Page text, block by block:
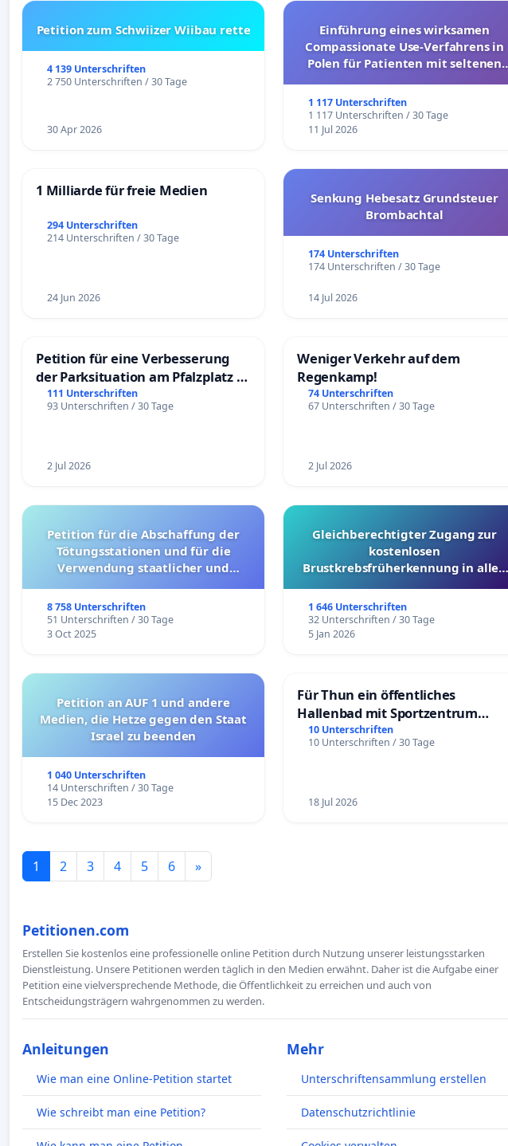
Petition zum Schwiizer Wiibau rette
4 139 Unterschriften
2 750 Unterschriften / 30 Tage
30 Apr 2026
Einführung eines wirksamen
Compassionate Use-Verfahrens in
Polen für Patienten mit seltenen
1 117 Unterschriften
1 117 Unterschriften / 30 Tage
11 Jul 2026
1 Milliarde für freie Medien
294 Unterschriften
214 Unterschriften / 30 Tage
24 Jun 2026
Senkung Hebesatz Grundsteuer
Brombachtal
174 Unterschriften
174 Unterschriften / 30 Tage
14 Jul 2026
Petition für eine Verbesserung
der Parksituation am Pfalzplatz in
Mannheim
111 Unterschriften
93 Unterschriften / 30 Tage
2 Jul 2026
Weniger Verkehr auf dem
Regenkamp!
74 Unterschriften
67 Unterschriften / 30 Tage
2 Jul 2026
Petition für die Abschaffung der
Tötungsstationen und für die
Verwendung staatlicher und
8 758 Unterschriften
51 Unterschriften / 30 Tage
3 Oct 2025
Gleichberechtigter Zugang zur
kostenlosen
Brustkrebsfrüherkennung in allen
1 646 Unterschriften
32 Unterschriften / 30 Tage
5 Jan 2026
Petition an AUF 1 und andere
Medien, die Hetze gegen den Staat
Israel zu beenden
1 040 Unterschriften
14 Unterschriften / 30 Tage
15 Dec 2023
Für Thun ein öffentliches
Hallenbad mit Sportzentrum
schaffen
10 Unterschriften
10 Unterschriften / 30 Tage
18 Jul 2026
1 2 3 4 5 6 »
Petitionen.com
Erstellen Sie kostenlos eine professionelle online Petition durch Nutzung unserer leistungsstarken
Dienstleistung. Unsere Petitionen werden täglich in den Medien erwähnt. Daher ist die Aufgabe einer
Petition eine vielversprechende Methode, die Öffentlichkeit zu erreichen und auch von
Entscheidungsträgern wahrgenommen zu werden.
Anleitungen
Wie man eine Online-Petition startet
Wie schreibt man eine Petition?
Mehr
Unterschriftensammlung erstellen
Datenschutzrichtlinie